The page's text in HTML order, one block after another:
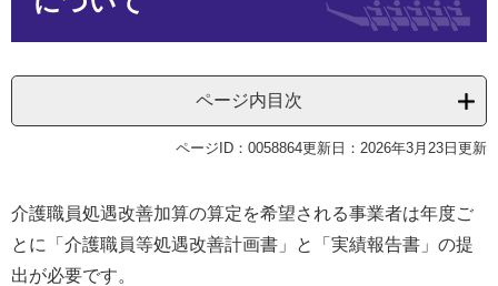
へ
ページ内目次
ページID：0058864更新日：2026年3月23日更新
介護職員処遇改善加算の算定を希望される事業者は年度ご
とに「介護職員等処遇改善計画書」と「実績報告書」の提
出が必要です。